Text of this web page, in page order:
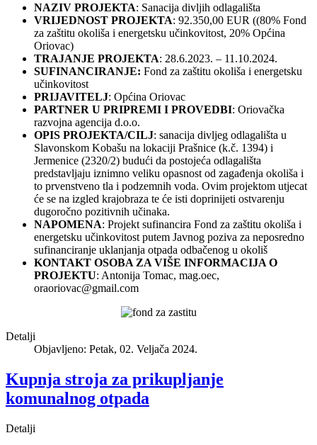
NAZIV PROJEKTA: Sanacija divljih odlagališta
VRIJEDNOST PROJEKTA: 92.350,00 EUR ((80% Fond
za zaštitu okoliša i energetsku učinkovitost, 20% Općina
Oriovac)
TRAJANJE PROJEKTA: 28.6.2023. – 11.10.2024.
SUFINANCIRANJE: Fond za zaštitu okoliša i energetsku
učinkovitost
PRIJAVITELJ: Općina Oriovac
PARTNER U PRIPREMI I PROVEDBI: Oriovačka
razvojna agencija d.o.o.
OPIS PROJEKTA/CILJ: sanacija divljeg odlagališta u
Slavonskom Kobašu na lokaciji Prašnice (k.č. 1394) i
Jermenice (2320/2) budući da postojeća odlagališta
predstavljaju iznimno veliku opasnost od zagađenja okoliša i
to prvenstveno tla i podzemnih voda. Ovim projektom utjecat
će se na izgled krajobraza te će isti doprinijeti ostvarenju
dugoročno pozitivnih učinaka.
NAPOMENA: Projekt sufinancira Fond za zaštitu okoliša i
energetsku učinkovitost putem Javnog poziva za neposredno
sufinanciranje uklanjanja otpada odbačenog u okoliš
KONTAKT OSOBA ZA VIŠE INFORMACIJA O
PROJEKTU: Antonija Tomac, mag.oec,
oraoriovac@gmail.com
Detalji
Objavljeno: Petak, 02. Veljača 2024.
Kupnja stroja za prikupljanje
komunalnog otpada
Detalji